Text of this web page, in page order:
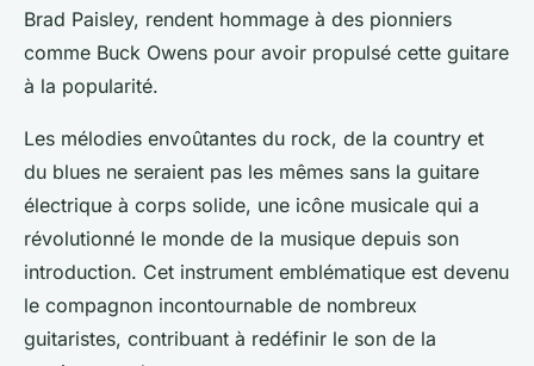
Brad Paisley, rendent hommage à des pionniers
comme Buck Owens pour avoir propulsé cette guitare
à la popularité.
Les mélodies envoûtantes du rock, de la country et
du blues ne seraient pas les mêmes sans la guitare
électrique à corps solide, une icône musicale qui a
révolutionné le monde de la musique depuis son
introduction. Cet instrument emblématique est devenu
le compagnon incontournable de nombreux
guitaristes, contribuant à redéfinir le son de la